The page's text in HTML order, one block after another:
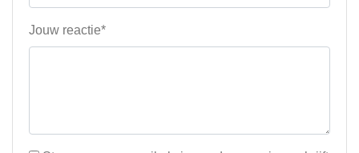
Jouw reactie*